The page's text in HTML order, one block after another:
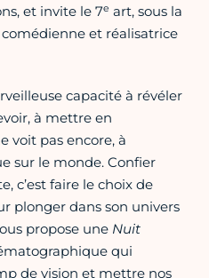
et invite le 7e art, sous la
et réalisatrice
capacité à révéler
à mettre en
voit pas encore, à
sur le monde. Confier
c’est faire le choix de
plonger dans son univers
propose une Nuit
qui
de vision et mettre nos